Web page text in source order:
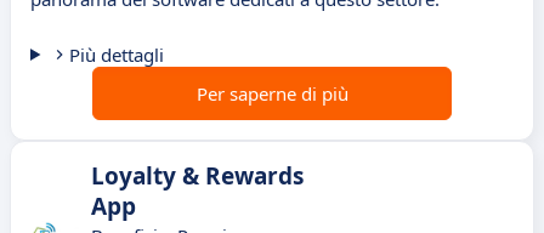
Più dettagli
Per saperne di più
Loyalty & Rewards
App